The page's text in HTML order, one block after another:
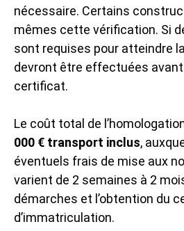
nécessaire. Certains
mêmes cette vérification. Si
sont requises pour atteindre
devront être effectuées
certificat.
Le coût total de
000 € transport inclus,
éventuels frais de mise aux
varient de 2 semaines à 2
démarches et l’obtention du
d’immatriculation.